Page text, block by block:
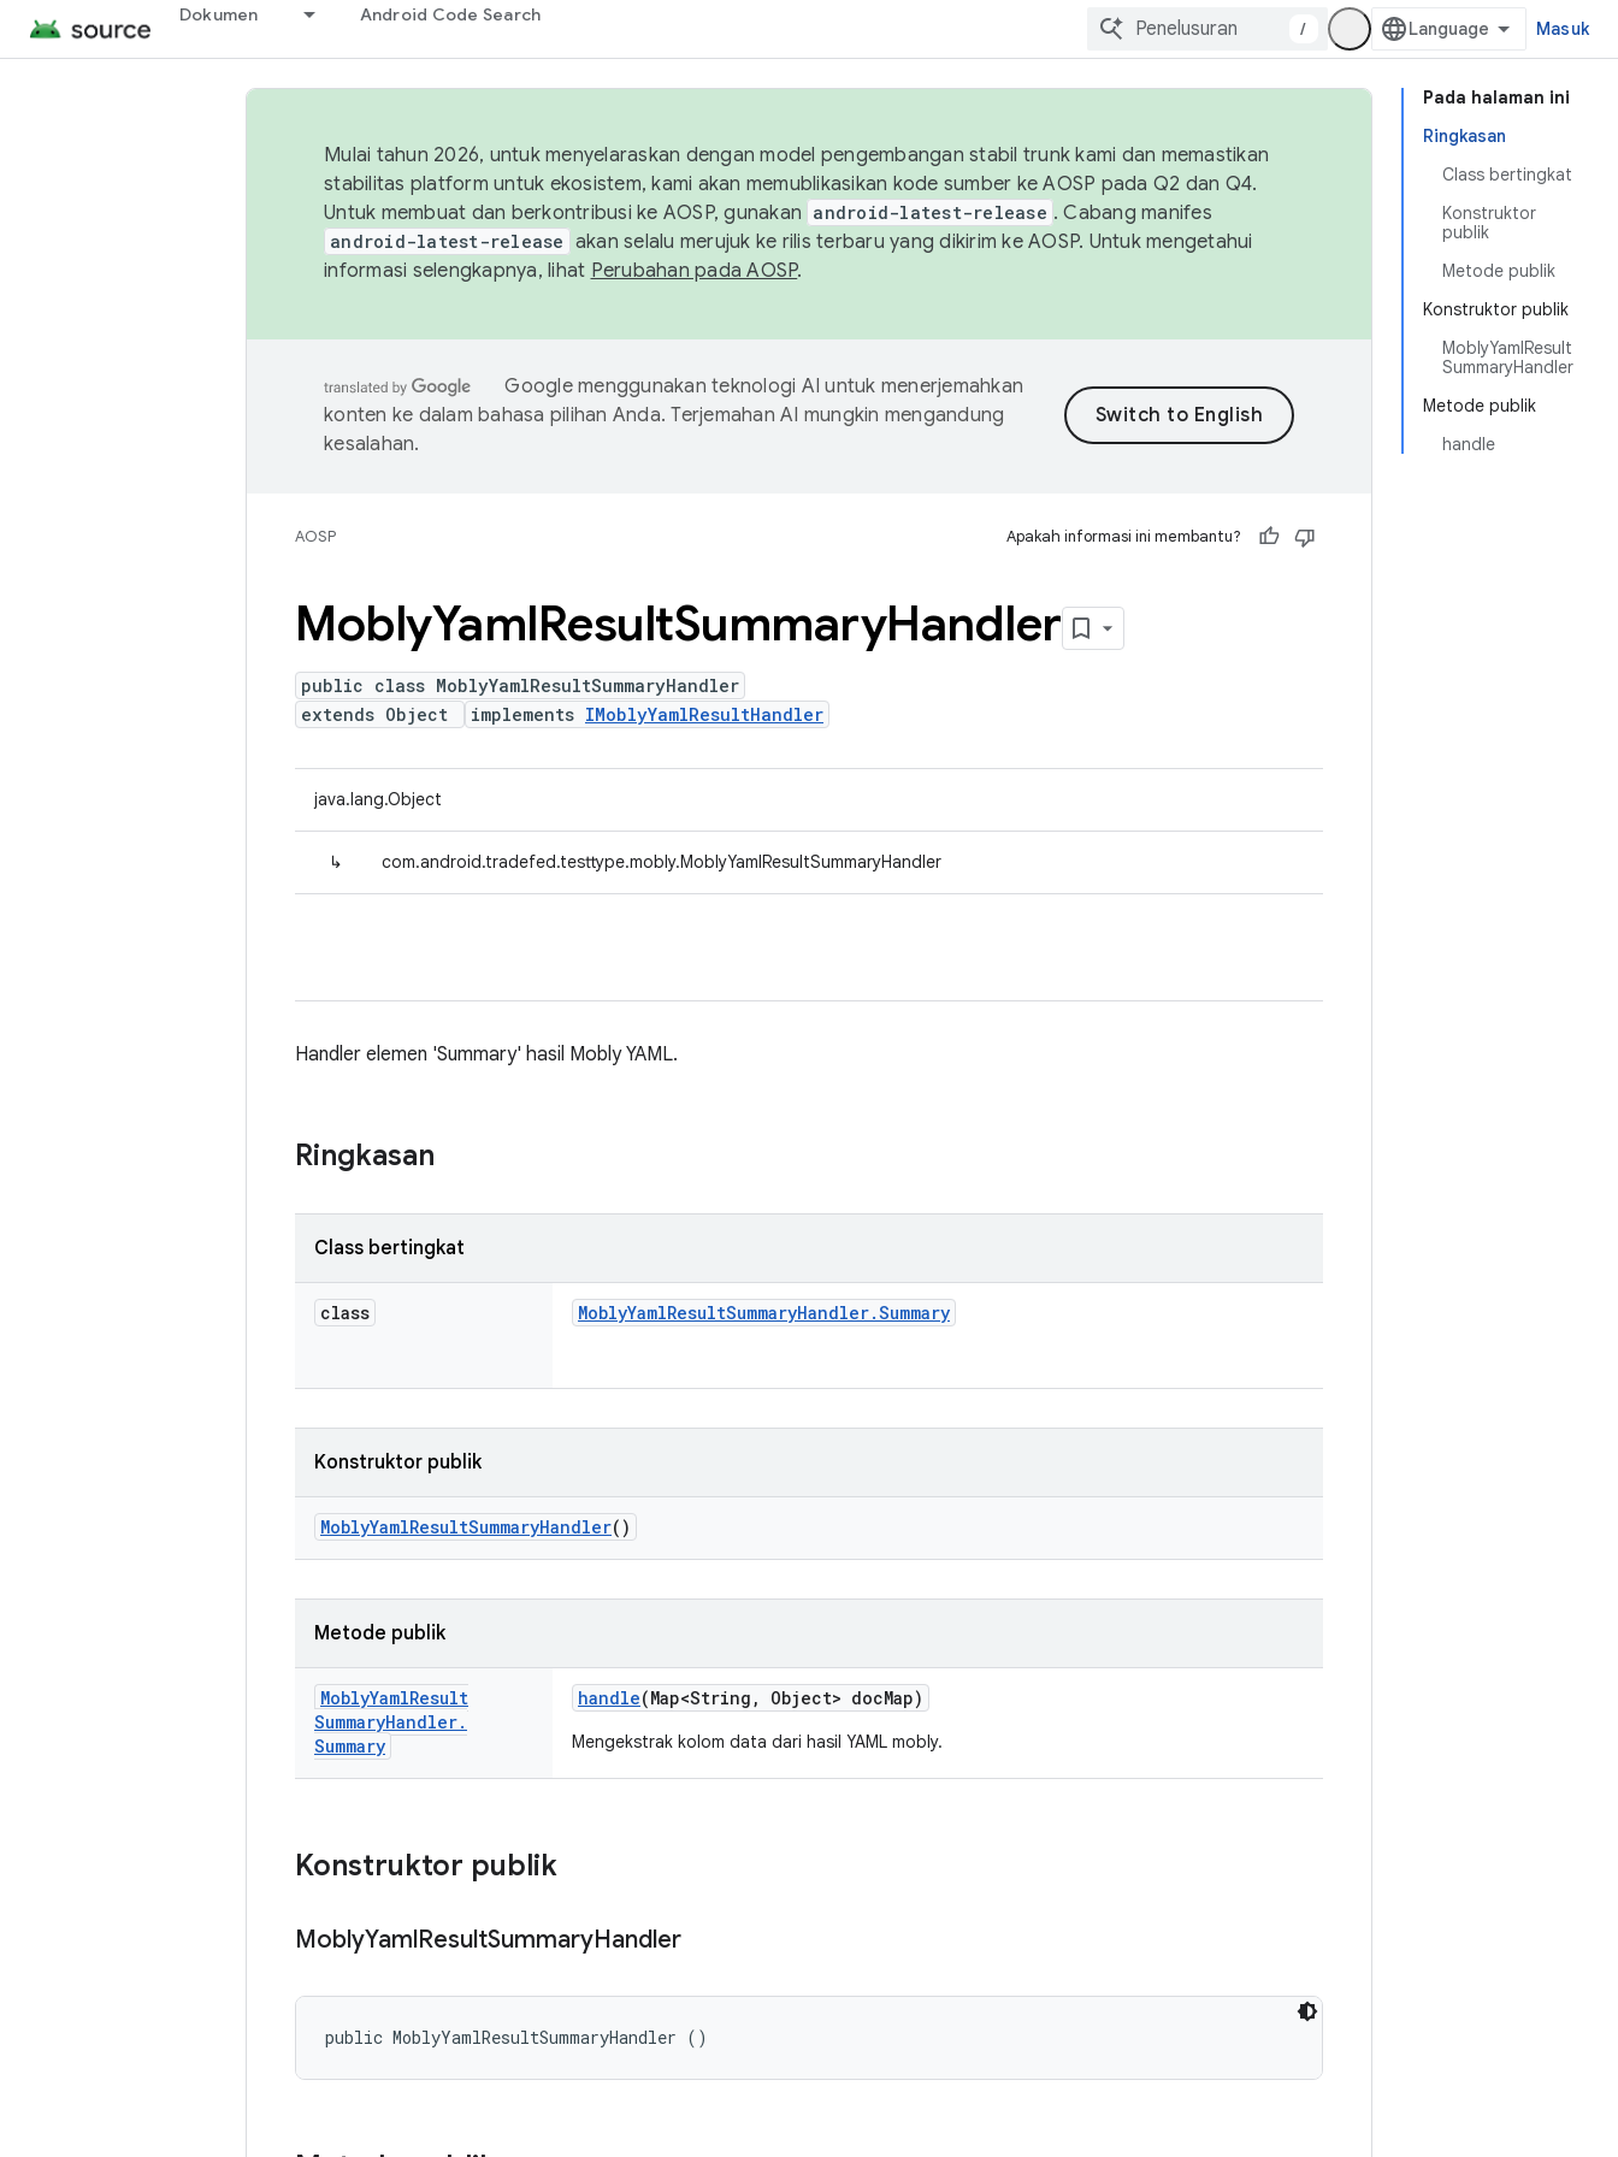
Dokumen Android Code Search
/ Masuk
Pada halaman ini
Ringkasan
Class bertingkat
Konstruktor
publik
Metode publik
Konstruktor publik
MoblyYamlResult
SummaryHandler
Metode publik
handle
Mulai tahun 2026, untuk menyelaraskan dengan model pengembangan stabil trunk kami dan memastikan
stabilitas platform untuk ekosistem, kami akan memublikasikan kode sumber ke AOSP pada Q2 dan Q4.
Untuk membuat dan berkontribusi ke AOSP, gunakan android-latest-release . Cabang manifes
android-latest-release akan selalu merujuk ke rilis terbaru yang dikirim ke AOSP. Untuk mengetahui
informasi selengkapnya, lihat Perubahan pada AOSP.
Google menggunakan teknologi AI untuk menerjemahkan
konten ke dalam bahasa pilihan Anda. Terjemahan AI mungkin mengandung
kesalahan.
AOSP Apakah informasi ini membantu?
MoblyYamlResultSummaryHandler
public class MoblyYamlResultSummaryHandler
extends Object
implements IMoblyYamlResultHandler
java.lang.Object
↳ com.android.tradefed.testtype.mobly.MoblyYamlResultSummaryHandler
Handler elemen 'Summary' hasil Mobly YAML.
Ringkasan
Class bertingkat
class MoblyYamlResultSummaryHandler.Summary
Konstruktor publik
MoblyYamlResultSummaryHandler()
Metode publik
MoblyYamlResult
SummaryHandler.
Summary
handle(Map<String , Object> docMap)
Mengekstrak kolom data dari hasil YAML mobly.
Konstruktor publik
MoblyYamlResultSummaryHandler
public MoblyYamlResultSummaryHandler ()